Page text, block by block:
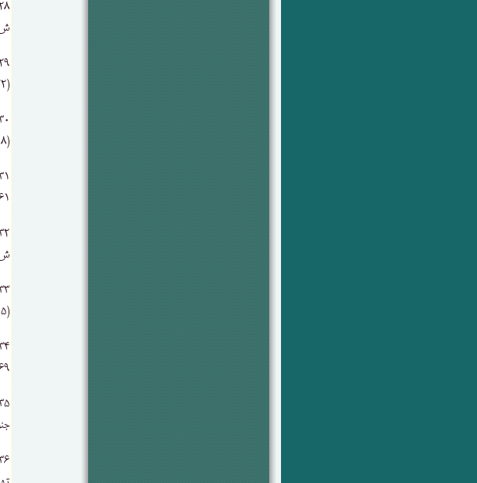
ش ۱۱۶۷۲
(۲۲ شهریور ۱۳۶۱)، ص ۱۴‌
(۱۸ شهریور ۱۳۶۱)، ص ۱۸‌
ش ۱۱۶۸۰ ‌(۲۹شهریور
‌(۱۵شهریور ۱۳۶۱)، ص ۱۴‌
۱۱۶۶۹